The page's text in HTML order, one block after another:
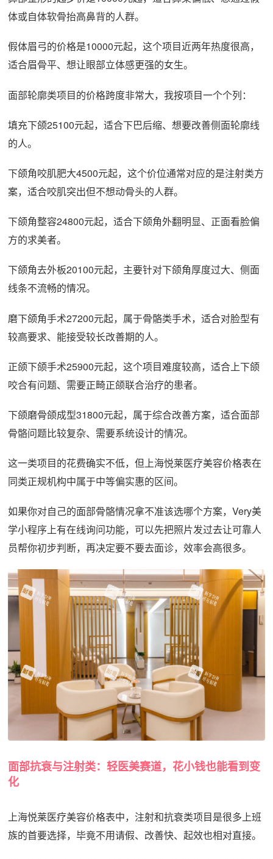
体或自体软骨抬高鼻背的人群。
假体眉弓的价格是10000元起，这个项目近两年热度很高，
适合眉骨平、想让眼部立体感更强的女生。
面部轮廓类项目的价格跨度非常大，我按项目一个个列：
填充下颌25100元起，适合下巴后缩、想要改善侧面轮廓线
的人。
下颌角咬肌肥大4500元起，这个价位通常对应的是注射类方
案，适合咬肌突出但不想动骨头的人群。
下颌角整容24800元起，适合下颌角外翻明显、正面看脸偏
方的求美者。
下颌角去外板20100元起，主要针对下颌角厚度过大、侧面
线条不流畅的情况。
磨下颌角手术27200元起，属于骨骼类手术，适合对脸型有
较高要求、能接受较长改善期的人。
正颌下颌手术25900元起，这个项目难度较高，适合上下颌
咬合有问题、需要正畸正颌联合治疗的患者。
下颌磨骨颌成型31800元起，属于综合改善方案，适合面部
骨骼问题比较复杂、需要系统设计的情况。
这一类项目的花费确实不低，但上海悦莱医疗美容价格表在
同类正规机构中属于中等偏实惠的区间。
如果你对自己的面部骨骼情况拿不准该选哪个方案，Very美
学小程序上有在线询问功能，可以先把照片发过去让可靠人
员帮你初步判断，再决定要不要去面诊，效率会高很多。
面部抗衰与注射类：轻医美赛道，花小钱也能看到变
化
上海悦莱医疗美容价格表中，注射和抗衰类项目是很多上班
族的首要选择，毕竟不用请假、改善快、起效也相对直接。